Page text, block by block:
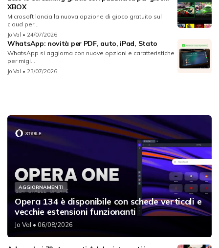
XBOX
Microsoft lancia la nuova opzione di gioco gratuito sul
cloud per...
Jo Val • 24/07/2026
WhatsApp: novità per PDF, auto, iPad, Stato
WhatsApp si aggiorna con nuove opzioni e caratteristiche
per migl...
Jo Val • 23/07/2026
AGGIORNAMENTI
Opera 134 è disponibile con schede verticali e
vecchie estensioni funzionanti
Jo Val • 06/08/2026